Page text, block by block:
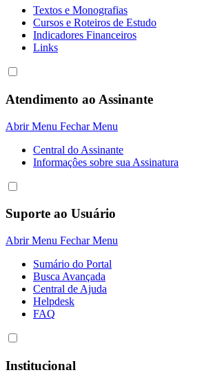
Textos e Monografias
Cursos e Roteiros de Estudo
Indicadores Financeiros
Links
Atendimento ao Assinante
Abrir Menu Fechar Menu
Central do Assinante
Informaçôes sobre sua Assinatura
Suporte ao Usuário
Abrir Menu Fechar Menu
Sumário do Portal
Busca Avançada
Central de Ajuda
Helpdesk
FAQ
Institucional